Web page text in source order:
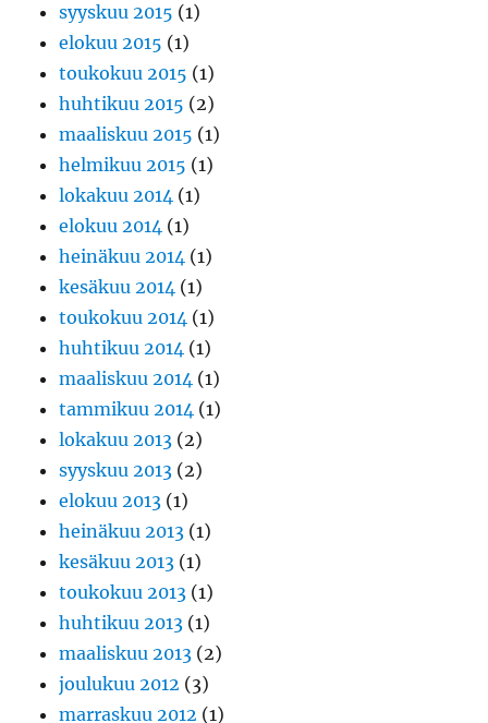
syyskuu 2015 (1)
elokuu 2015 (1)
toukokuu 2015 (1)
huhtikuu 2015 (2)
maaliskuu 2015 (1)
helmikuu 2015 (1)
lokakuu 2014 (1)
elokuu 2014 (1)
heinäkuu 2014 (1)
kesäkuu 2014 (1)
toukokuu 2014 (1)
huhtikuu 2014 (1)
maaliskuu 2014 (1)
tammikuu 2014 (1)
lokakuu 2013 (2)
syyskuu 2013 (2)
elokuu 2013 (1)
heinäkuu 2013 (1)
kesäkuu 2013 (1)
toukokuu 2013 (1)
huhtikuu 2013 (1)
maaliskuu 2013 (2)
joulukuu 2012 (3)
marraskuu 2012 (1)